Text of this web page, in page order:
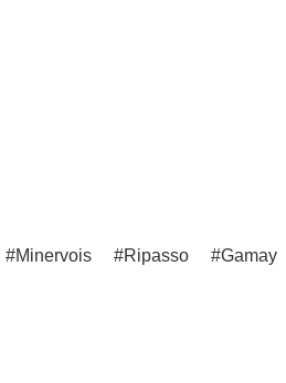
Minervois Ripasso Gamay